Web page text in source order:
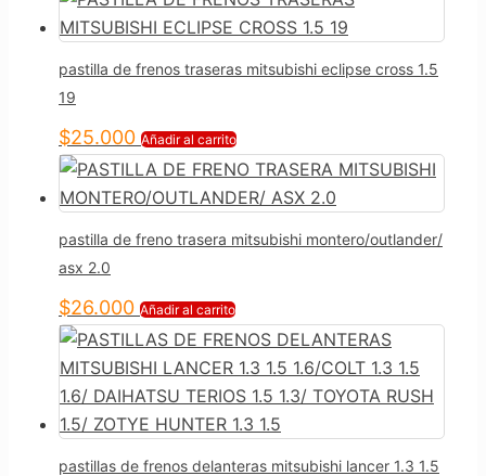
pastilla de frenos traseras mitsubishi eclipse cross 1.5
19
$25.000 Añadir al carrito
pastilla de freno trasera mitsubishi montero/outlander/
asx 2.0
$26.000 Añadir al carrito
pastillas de frenos delanteras mitsubishi lancer 1.3 1.5